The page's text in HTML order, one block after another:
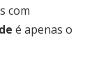
com
é apenas o